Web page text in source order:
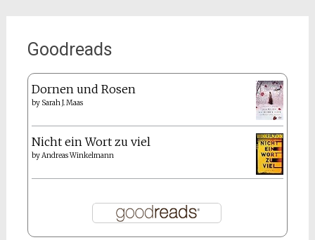
Goodreads
Dornen und Rosen
by Sarah J. Maas
Nicht ein Wort zu viel
byAndreas Winkelmann